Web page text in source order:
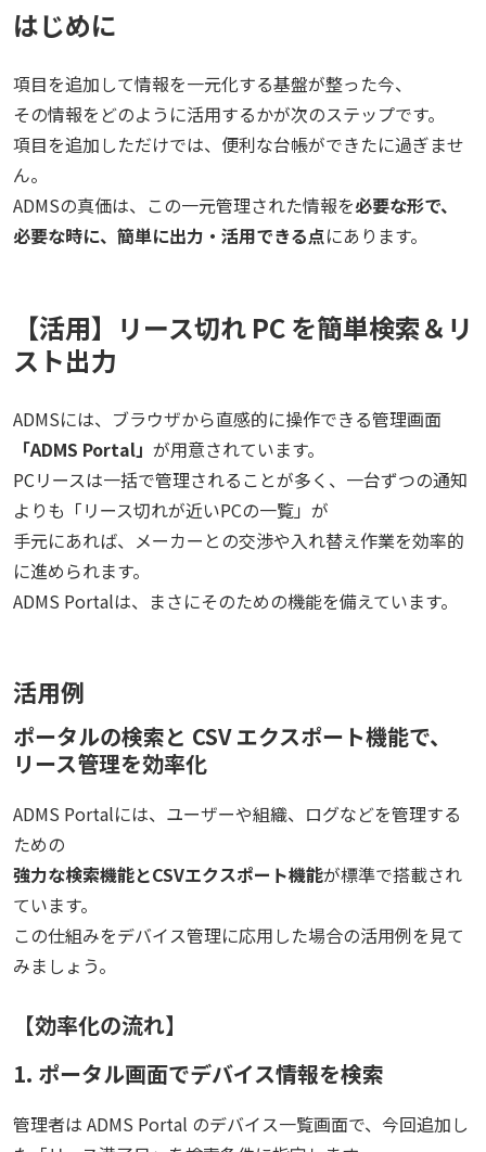
はじめに
項目を追加して情報を一元化する基盤が整った今、
その情報をどのように活用するかが次のステップです。
項目を追加しただけでは、便利な台帳ができたに過ぎませ
ん。
ADMSの真価は、この一元管理された情報を必要な形で、
必要な時に、簡単に出力・活用できる点にあります。
【活用】リース切れ PC を簡単検索＆リ
スト出力
ADMSには、ブラウザから直感的に操作できる管理画面
「ADMS Portal」 が用意されています。
PCリースは一括で管理されることが多く、一台ずつの通知
よりも「リース切れが近いPCの一覧」が
手元にあれば、メーカーとの交渉や入れ替え作業を効率的
に進められます。
ADMS Portalは、まさにそのための機能を備えています。
活用例
ポータルの検索と CSV エクスポート機能で、
リース管理を効率化
ADMS Portalには、ユーザーや組織、ログなどを管理する
ための
強力な検索機能とCSVエクスポート機能が標準で搭載され
ています。
この仕組みをデバイス管理に応用した場合の活用例を見て
みましょう。
【効率化の流れ】
1. ポータル画面でデバイス情報を検索
管理者は ADMS Portal のデバイス一覧画面で、今回追加し